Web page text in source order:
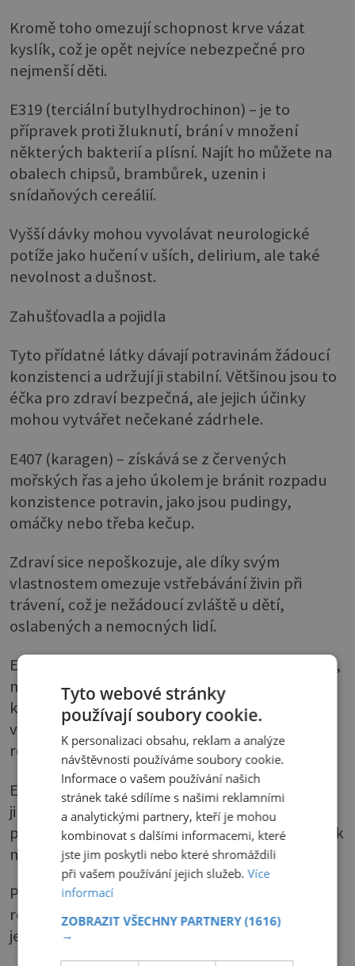
Kromě toho omezují schopnost krve vázat
kyslík, což je opět nejvíce nebezpečné pro
nejmenší děti.
E319 (terciální butylhydrochinon) – je to
přípravek proti žluknutí, brání v množení
některých bakterií a plísní. Najít ho můžete na
obalech chipsů, brambůrek, uzenin i
snídaňových cereálií.
Vyšší dávky mohou vyvolávat neurologické
potíže jako hučení v uších, delirium, ale také
nevolnost a dušnost.
Zahušťovadla a pojidla
Tyto přídatné látky dávají potravinám žádoucí
konzistenci a udržují ji stabilní. Většinou jsou to
éčka pro zdraví bezpečná, ale jejich účinky
mohou vytvářet nečekané zádrhele.
E407 (karagen) – získává se z červených
mořských řas a jeho úkolem je bránit rozpadu
konzistence potravin, jako jsou pudingy,
omáčky nebo třeba kečup.
Zdraví sice nepoškozuje, ale díky svým
vlastnostem omezuje vstřebávání živin při
trávení, což je nežádoucí zvláště u dětí,
oslabených a nemocných lidí.
E425 (konjaková guma) – přidává se do polévek,
majonéz i džemů a platí o něm totéž co o
karagenu. Ačkoliv zdraví neškodí, brání
vstřebání živin, zvláště těch, které jsou
rozpustné v tucích.
E999 (extrakt kvilajové kůry) – kvilaj je
jihoamerický strom a výtažek z jeho kůry se
používal jako bezpečný emulgátor a prostředek
na tvorbu a stabilizaci pěny v nápojích.
Pak se ovšem dostal do podezření, že může
redukovat množství krevních buněk a snižovat
jeho množství.
Tyto webové stránky
používají soubory cookie.
K personalizaci obsahu, reklam a analýze
návštěvnosti používáme soubory cookie.
Informace o vašem používání našich
stránek také sdílíme s našimi reklamními
a analytickými partnery, kteří je mohou
kombinovat s dalšími informacemi, které
jste jim poskytli nebo které shromáždili
při vašem používání jejich služeb.Více
informací
ZOBRAZIT VŠECHNY PARTNERY(1616)
→